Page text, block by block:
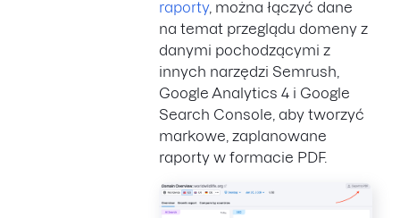
raporty, można łączyć dane
na temat przeglądu domeny z
danymi pochodzącymi z
innych narzędzi Semrush,
Google Analytics 4 i Google
Search Console, aby tworzyć
markowe, zaplanowane
raporty w formacie PDF.